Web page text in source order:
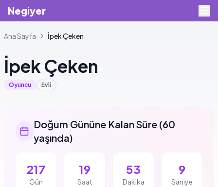
Negiyer
Ana Sayfa İpekÇeken
İpek Çeken
Oyuncu Evli
Doğum Gününe Kalan Süre(60
yaşında)
217
Gün
19
Saat
53
Dakika
8
Saniye